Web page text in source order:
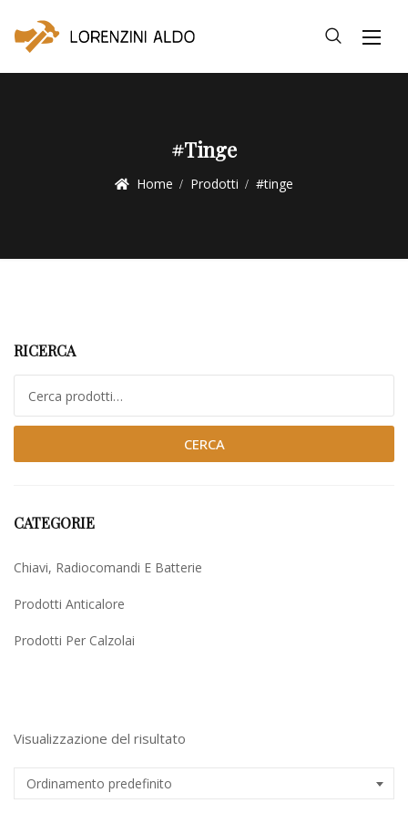
#tinge
Home Prodotti #tinge
RICERCA
CERCA
CATEGORIE
Chiavi, Radiocomandi E Batterie
Prodotti Anticalore
Prodotti Per Calzolai
Visualizzazione del risultato
Ordinamento predefinito